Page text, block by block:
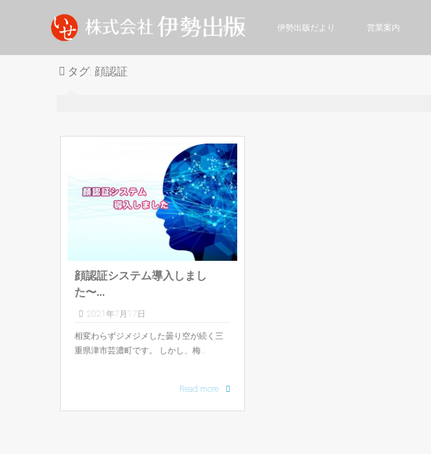
ホーム 伊勢出版だより 営業案内
タグ: 顔認証
顔認証システム導入しまし
た〜...
2021年7月17日
相変わらずジメジメした曇り空が続く三
重県津市芸濃町です。 しかし、梅…
Read more